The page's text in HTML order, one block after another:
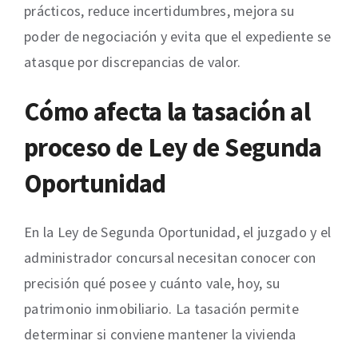
prácticos, reduce incertidumbres, mejora su
poder de negociación y evita que el expediente se
atasque por discrepancias de valor.
Cómo afecta la tasación al
proceso de Ley de Segunda
Oportunidad
En la Ley de Segunda Oportunidad, el juzgado y el
administrador concursal necesitan conocer con
precisión qué posee y cuánto vale, hoy, su
patrimonio inmobiliario. La tasación permite
determinar si conviene mantener la vivienda